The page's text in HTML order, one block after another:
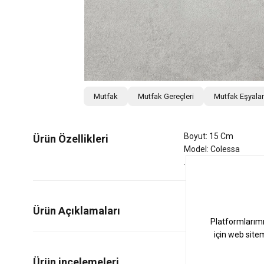
Mutfak Mutfak Gereçleri Mutfak
Ürün Özellikleri
Boyut: 15 Cm
Model: Colessa
Ürün Açıklamaları